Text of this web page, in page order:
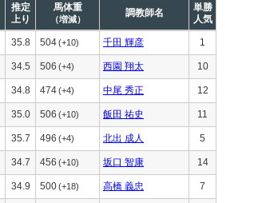
推定
上り
馬体重
（増減）
調教師名
単勝
人気
35.8 504(+10) 千田 輝彦 1
34.5 506 (+4) 西園 翔太 10
34.8 474(+4) 中尾 秀正 12
35.0 506 (+10) 飯田 祐史 11
35.7 496 (+4) 北出 成人 5
34.7 456 (+10) 坂口 智康 14
34.9 500(+18) 高橋 義忠 7